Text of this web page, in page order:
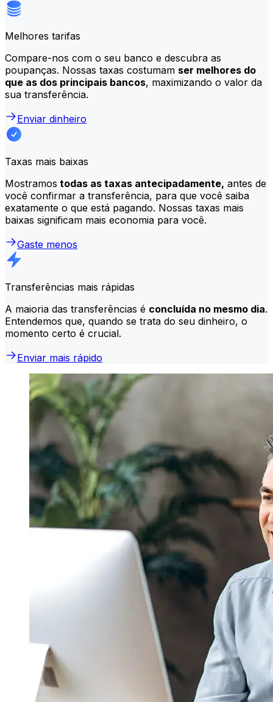
Melhores tarifas
Compare-nos com o seu banco e descubra as
poupanças. Nossas taxas costumam ser melhores do
que as dos principais bancos, maximizando o valor da
sua transferência.
Enviar dinheiro
Taxas mais baixas
Mostramos todas as taxas antecipadamente, antes de
você confirmar a transferência, para que você saiba
exatamente o que está pagando. Nossas taxas mais
baixas significam mais economia para você.
Gaste menos
Transferências mais rápidas
A maioria das transferências é concluída no mesmo dia.
Entendemos que, quando se trata do seu dinheiro, o
momento certo é crucial.
Enviar mais rápido